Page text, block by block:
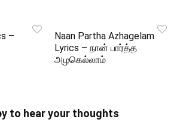
–
Naan Partha Azhagelam
Lyrics – நான் பார்த்த
அழகெல்லாம்
to hear your thoughts